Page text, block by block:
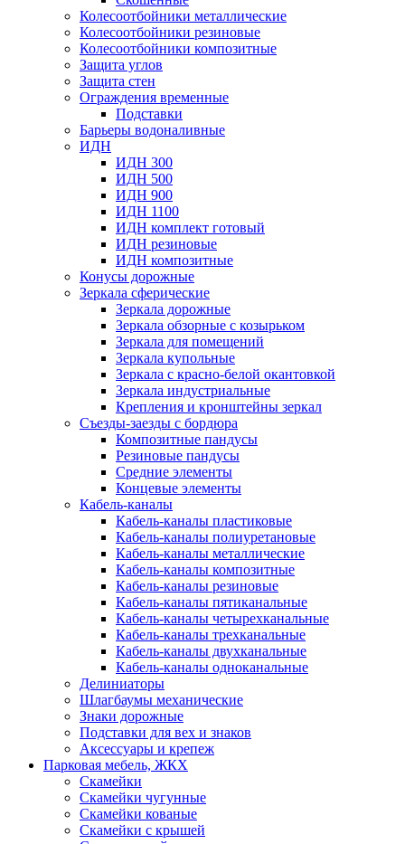
Колесоотбойники металлические
Колесоотбойники резиновые
Колесоотбойники композитные
Защита углов
Защита стен
Ограждения временные
Подставки
Барьеры водоналивные
ИДН
ИДН 300
ИДН 500
ИДН 900
ИДН 1100
ИДН комплект готовый
ИДН резиновые
ИДН композитные
Конусы дорожные
Зеркала сферические
Зеркала дорожные
Зеркала обзорные с козырьком
Зеркала для помещений
Зеркала купольные
Зеркала с красно-белой окантовкой
Зеркала индустриальные
Крепления и кронштейны зеркал
Съезды-заезды с бордюра
Композитные пандусы
Резиновые пандусы
Средние элементы
Концевые элементы
Кабель-каналы
Кабель-каналы пластиковые
Кабель-каналы полиуретановые
Кабель-каналы металлические
Кабель-каналы композитные
Кабель-каналы резиновые
Кабель-каналы пятиканальные
Кабель-каналы четырехканальные
Кабель-каналы трехканальные
Кабель-каналы двухканальные
Кабель-каналы одноканальные
Делиниаторы
Шлагбаумы механические
Знаки дорожные
Подставки для вех и знаков
Аксессуары и крепеж
Парковая мебель, ЖКХ
Скамейки
Скамейки чугунные
Скамейки кованые
Скамейки с крышей